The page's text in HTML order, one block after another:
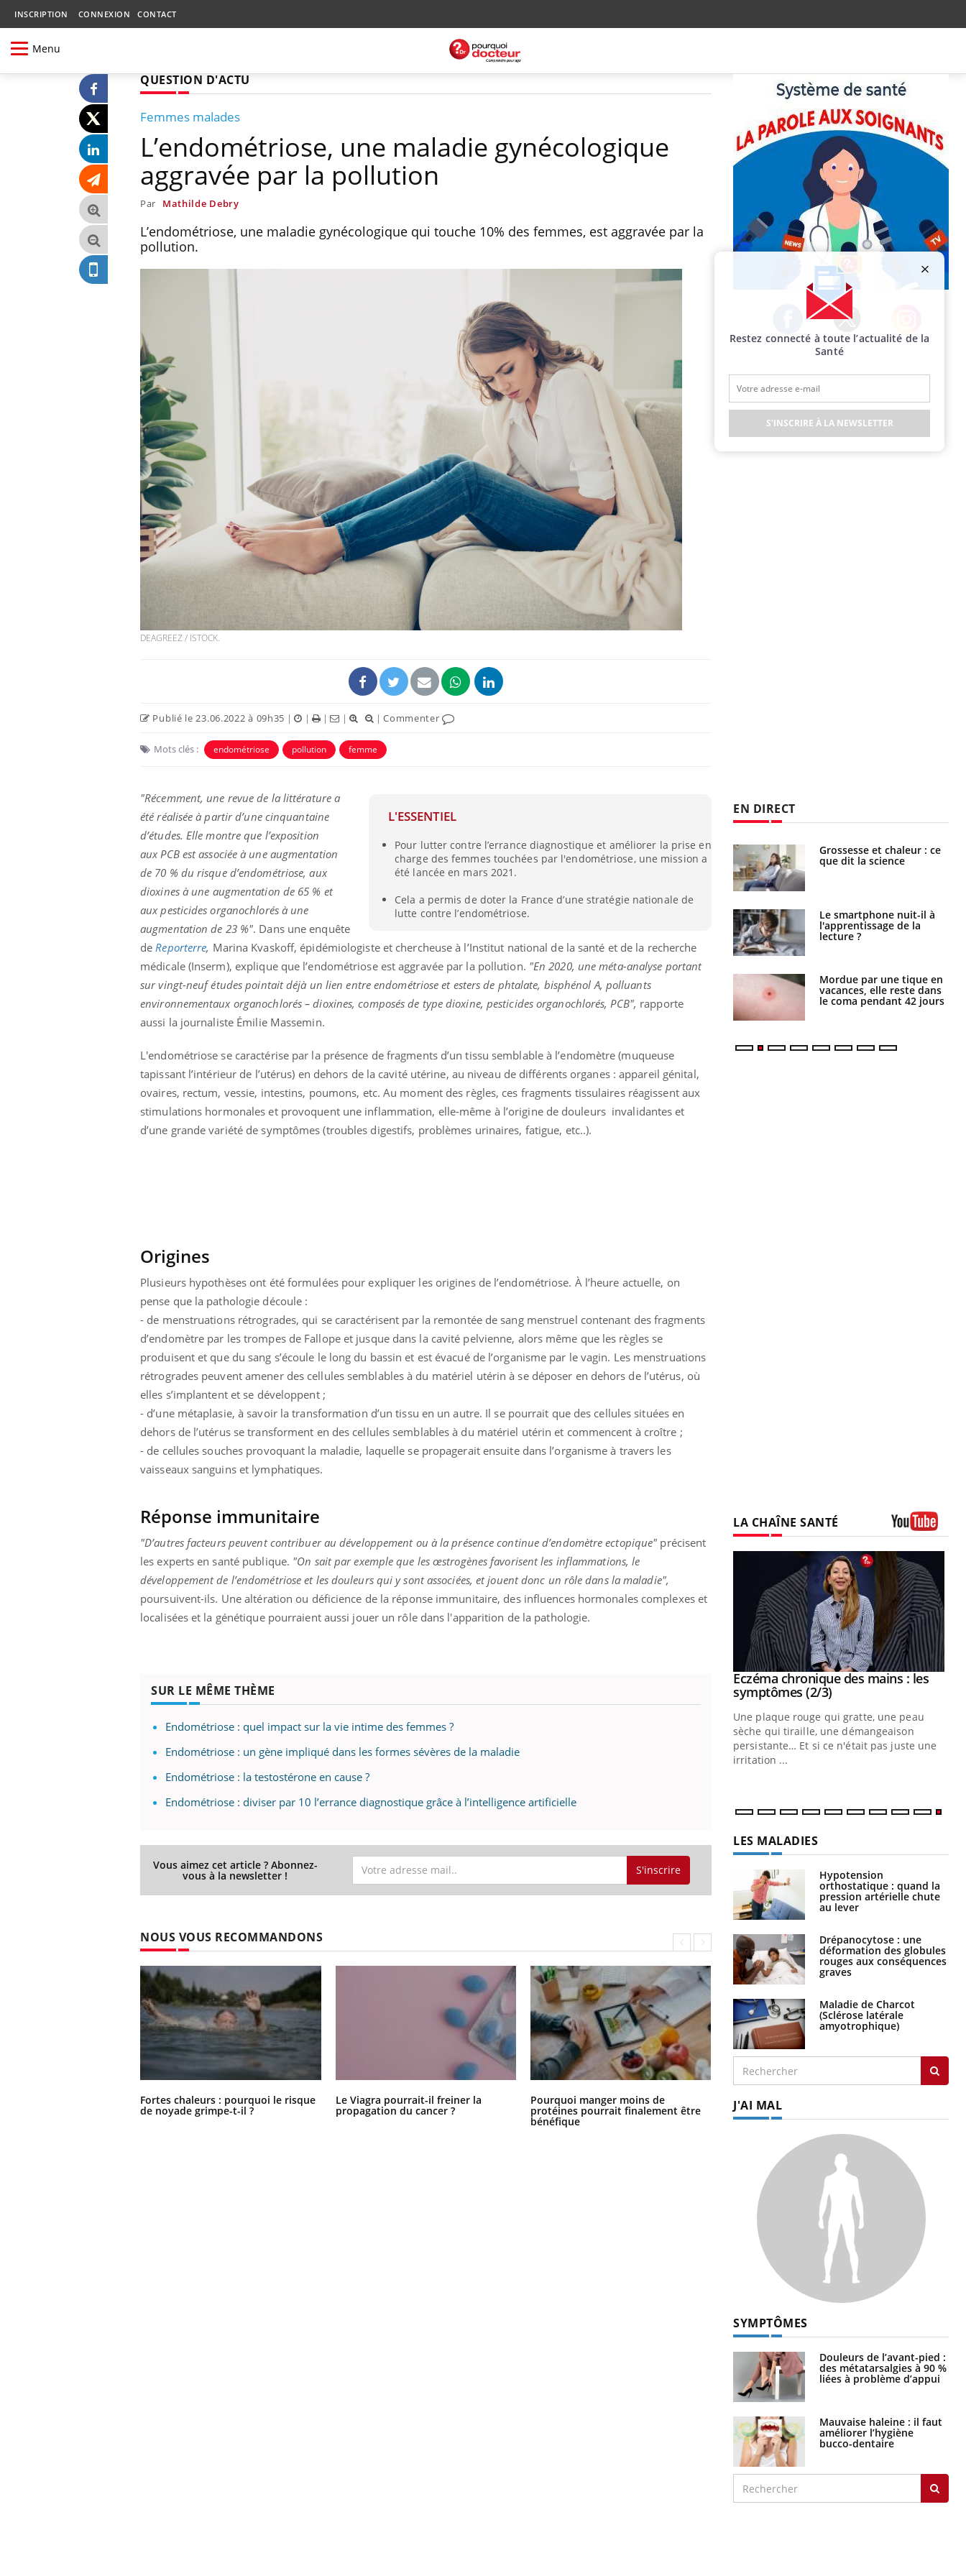
INSCRIPTION CONNEXION CONTACT
Menu
QUESTION D'ACTU
Femmes malades
L’endométriose, une maladie gynécologique
aggravée par la pollution
Par Mathilde Debry
L’endométriose, une maladie gynécologique qui touche 10% des femmes, est aggravée par la
pollution.
DEAGREEZ / ISTOCK.
Publié le 23.06.2022 à 09h35 | | | | |Commenter
Mots clés : endométriose pollution femme
L'ESSENTIEL
Pour lutter contre l’errance diagnostique et améliorer la prise en
charge des femmes touchées par l'endométriose, une mission a
été lancée en mars 2021.
Cela a permis de doter la France d’une stratégie nationale de
lutte contre l’endométriose.
"Récemment, une revue de la littérature a
été réalisée à partir d’une cinquantaine
d’études. Elle montre que l’exposition
aux PCB est associée à une augmentation
de 70 % du risque d’endométriose, aux
dioxines à une augmentation de 65 % et
aux pesticides organochlorés à une
augmentation de 23 %". Dans une enquête
de Reporterre, Marina Kvaskoff, épidémiologiste et chercheuse à l’Institut national de la santé et de la recherche
médicale (Inserm), explique que l’endométriose est aggravée par la pollution. "En 2020, une méta-analyse portant
sur vingt-neuf études pointait déjà un lien entre endométriose et esters de phtalate, bisphénol A, polluants
environnementaux organochlorés – dioxines, composés de type dioxine, pesticides organochlorés, PCB", rapporte
aussi la journaliste Émilie Massemin.
L'endométriose se caractérise par la présence de fragments d’un tissu semblable à l’endomètre (muqueuse
tapissant l’intérieur de l’utérus) en dehors de la cavité utérine, au niveau de différents organes : appareil génital,
ovaires, rectum, vessie, intestins, poumons, etc. Au moment des règles, ces fragments tissulaires réagissent aux
stimulations hormonales et provoquent une inflammation, elle-même à l’origine de douleurs invalidantes et
d’une grande variété de symptômes (troubles digestifs, problèmes urinaires, fatigue, etc..).
Origines
Plusieurs hypothèses ont été formulées pour expliquer les origines de l’endométriose. À l’heure actuelle, on
pense que la pathologie découle :
- de menstruations rétrogrades, qui se caractérisent par la remontée de sang menstruel contenant des fragments
d’endomètre par les trompes de Fallope et jusque dans la cavité pelvienne, alors même que les règles se
produisent et que du sang s’écoule le long du bassin et est évacué de l’organisme par le vagin. Les menstruations
rétrogrades peuvent amener des cellules semblables à du matériel utérin à se déposer en dehors de l’utérus, où
elles s’implantent et se développent ;
- d’une métaplasie, à savoir la transformation d’un tissu en un autre. Il se pourrait que des cellules situées en
dehors de l’utérus se transforment en des cellules semblables à du matériel utérin et commencent à croître ;
- de cellules souches provoquant la maladie, laquelle se propagerait ensuite dans l’organisme à travers les
vaisseaux sanguins et lymphatiques.
Réponse immunitaire
"D’autres facteurs peuvent contribuer au développement ou à la présence continue d’endomètre ectopique" précisent
les experts en santé publique. "On sait par exemple que les œstrogènes favorisent les inflammations, le
développement de l’endométriose et les douleurs qui y sont associées, et jouent donc un rôle dans la maladie",
poursuivent-ils. Une altération ou déficience de la réponse immunitaire, des influences hormonales complexes et
localisées et la génétique pourraient aussi jouer un rôle dans l'apparition de la pathologie.
SUR LE MÊME THÈME
Endométriose : quel impact sur la vie intime des femmes ?
Endométriose : un gène impliqué dans les formes sévères de la maladie
Endométriose : la testostérone en cause ?
Endométriose : diviser par 10 l’errance diagnostique grâce à l’intelligence artificielle
Vous aimez cet article ? Abonnez-
vous à la newsletter ! S'inscrire
NOUS VOUS RECOMMANDONS
Fortes chaleurs : pourquoi le risque
de noyade grimpe-t-il ?
Le Viagra pourrait-il freiner la
propagation du cancer ?
Pourquoi manger moins de
protéines pourrait finalement être
bénéfique
science
Facebook Twitter Instagram
EN DIRECT
Fortes chaleurs :
pourquoi le risque de
Pourquoi manger moins
de protéines pourrait
finalement être bénéfique
Grossesse et chaleur : ce
que dit la science
Le smartphone nuit-il à
l'apprentissage de la
lecture ?
Mordue par une tique en
vacances, elle reste dans
le coma pendant 42 jours
LA CHAÎNE SANTÉ
Coup de food sur le diabète, c'est votre
bouscule les idées reçues ! Dans cet
qualité de vie au travail" de Pourquoi
Docteur reçoivent Régis Blugeon, DRH et
directeur ...
et éviter les ...
Youtube
Eczéma chronique des mains : les
symptômes (2/3)Youtube
Une plaque rouge qui gratte, une peau
sèche qui tiraille, une démangeaison
persistante… Et si ce n'était pas juste une
irritation ...
LES MALADIES
Hypotension
orthostatique : quand la
pression artérielle chute
au lever
Drépanocytose : une
déformation des globules
rouges aux conséquences
graves
Maladie de Charcot
(Sclérose latérale
amyotrophique)
J'AI MAL
SYMPTÔMES
Douleurs de l’avant-pied :
des métatarsalgies à 90 %
liées à problème d’appui
Mauvaise haleine : il faut
améliorer l’hygiène
bucco-dentaire
Restez connecté à toute l’actualité de la
Santé
S'INSCRIRE À LA NEWSLETTER